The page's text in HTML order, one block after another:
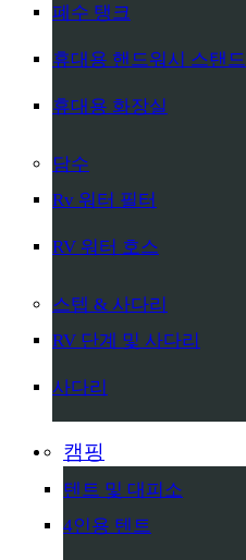
폐수 탱크
휴대용 핸드워시 스탠드
휴대용 화장실
담수
Rv 워터 필터
RV 워터 호스
스텝 & 사다리
RV 단계 및 사다리
사다리
캠핑
텐트 및 대피소
4인용 텐트